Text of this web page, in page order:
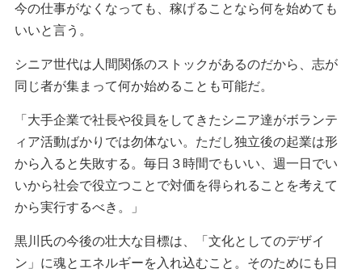
今の仕事がなくなっても、稼げることなら何を始めても
いいと言う。
シニア世代は人間関係のストックがあるのだから、志が
同じ者が集まって何か始めることも可能だ。
「大手企業で社長や役員をしてきたシニア達がボランテ
ィア活動ばかりでは勿体ない。ただし独立後の起業は形
から入ると失敗する。毎日３時間でもいい、週一日でい
いから社会で役立つことで対価を得られることを考えて
から実行するべき。」
黒川氏の今後の壮大な目標は、「文化としてのデザイ
ン」に魂とエネルギーを入れ込むこと。そのためにも日